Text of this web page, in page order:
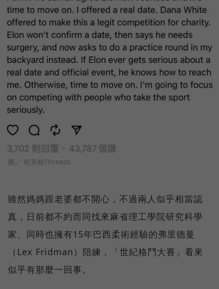
圖／ 祖克柏Threads
雖然媽媽跟老婆都不開心，不過兩人似乎相當認
真，日前都不約而同找來麻省理工學院研究科學
家、同時也擁有15年巴西柔術經驗的弗里德曼
（Lex Fridman）陪練，「世紀格鬥大賽」看來
似乎有那麼一回事。